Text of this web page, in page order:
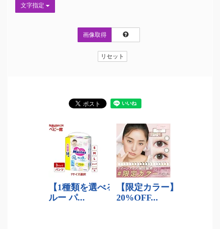
文字指定
画像取得
リセット